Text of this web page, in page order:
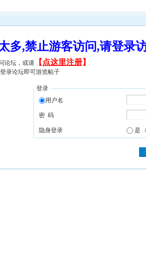
太多,禁止游客访问,请登
论坛，或请 【 点这里注册】
录论坛即可游览帖子
登录
用户名
密 码
隐身登录 是